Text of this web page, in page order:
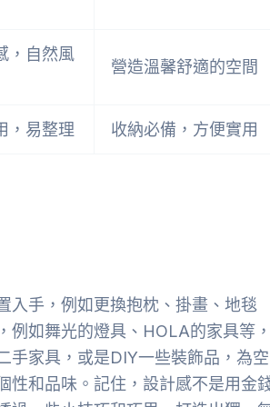
，自然風
營造溫馨舒適的空間
，易整理 收納必備，方便實用
入手，例如更換抱枕、掛畫、地毯
例如舞光的燈具、HOLA的家具等
手家具，或是DIY一些裝飾品，為空
性和品味。記住，設計感不是用金